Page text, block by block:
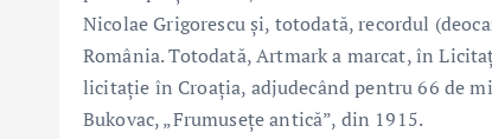
Nicolae Grigorescu și, totodată, recordul
România. Totodată, Artmark a marcat, în
licitație în Croația, adjudecând pentru 66 de
Bukovac, „Frumusețe antică”, din 1915.